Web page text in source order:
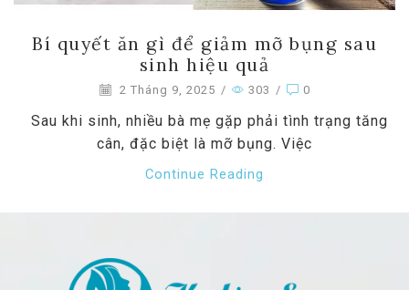
Bí quyết ăn gì để giảm mỡ bụng sau
sinh hiệu quả
2 Tháng 9, 2025 / 303 / 0
Sau khi sinh, nhiều bà mẹ gặp phải tình trạng tăng
cân, đặc biệt là mỡ bụng. Việc
Continue Reading